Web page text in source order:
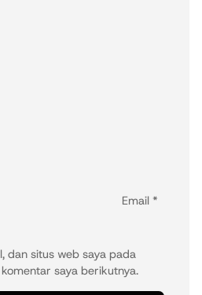
Email *
dan situs web saya pada
saya berikutnya.